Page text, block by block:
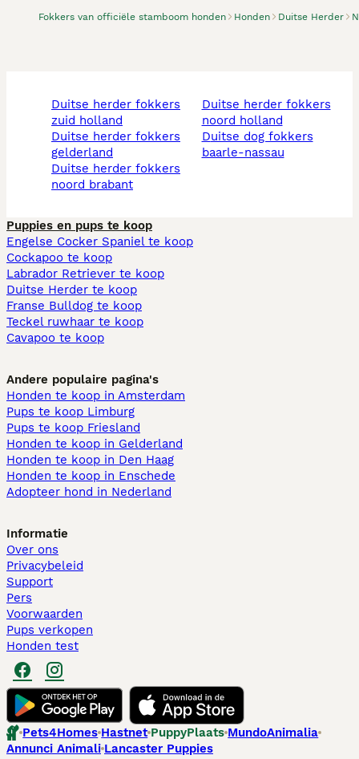
Fokkers van officiële stamboom honden Honden Duitse Herder
duitse herder fokkers
zuid holland
duitse herder fokkers
gelderland
duitse herder fokkers
noord brabant
duitse herder fokkers
noord holland
duitse dog fokkers
baarle-nassau
Puppies en pups te koop
Engelse Cocker Spaniel te koop
Cockapoo te koop
Labrador Retriever te koop
Duitse Herder te koop
Franse Bulldog te koop
Teckel ruwhaar te koop
Cavapoo te koop
Andere populaire pagina's
Honden te koop in Amsterdam
Pups te koop Limburg​
Pups te koop Friesland​
Honden te koop in Gelderland
Honden te koop in Den Haag
Honden te koop in Enschede
Adopteer hond in Nederland
Informatie
Over ons
Privacybeleid
Support
Pers
Voorwaarden
Pups verkopen
Honden test
Pets4Homes Hastnet PuppyPlaats MundoAnimalia
Annunci Animali Lancaster Puppies